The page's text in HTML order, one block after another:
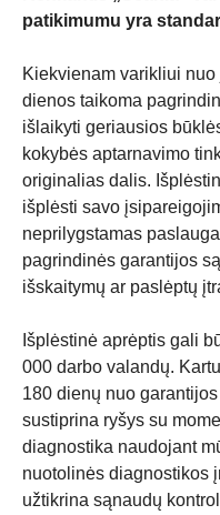
patikimumu yra
Kiekvienam varikliui
dienos taikoma
išlaikyti geriausios
kokybės aptarnavimo
originalias dalis.
išplėsti savo
neprilygstamas
pagrindinės garantijos
išskaitymų ar paslėptų
Išplėstinė aprėptis gali
000 darbo valandų.
180 dienų nuo
sustiprina ryšys su
diagnostika naudojant
nuotolinės diagnostikos
užtikrina sąnaudų